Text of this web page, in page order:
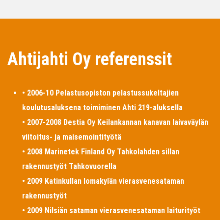
Ahtijahti Oy referenssit
• 2006-10 Pelastusopiston pelastussukeltajien
koulutusaluksena toimiminen Ahti 219-aluksella
• 2007-2008 Destia Oy Keilankannan kanavan laivaväylän
viitoitus- ja maisemointityötä
• 2008 Marinetek Finland Oy Tahkolahden sillan
rakennustyöt Tahkovuorella
• 2009 Katinkullan lomakylän vierasvenesataman
rakennustyöt
• 2009 Nilsiän sataman vierasvenesataman laiturityöt